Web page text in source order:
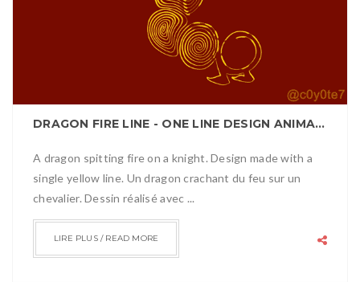
DRAGON FIRE LINE - ONE LINE DESIGN ANIMATION
A dragon spitting fire on a knight. Design made with a
single yellow line. Un dragon crachant du feu sur un
chevalier. Dessin réalisé avec ...
LIRE PLUS / READ MORE